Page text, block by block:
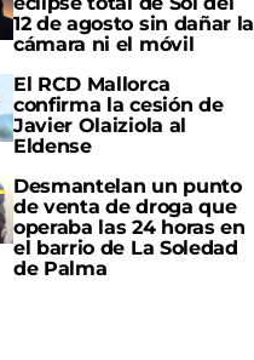
12 de agosto sin dañar la
cámara ni el móvil
El RCD Mallorca
confirma la cesión de
Javier Olaiziola al
Eldense
Desmantelan un punto
de venta de droga que
operaba las 24 horas en
el barrio de La Soledad
de Palma